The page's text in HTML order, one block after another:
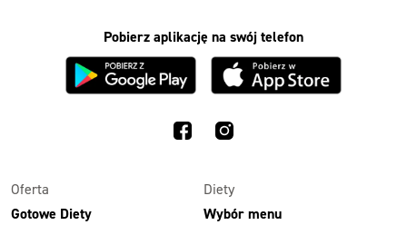
Pobierz aplikację na swój telefon
Oferta
Gotowe Diety
Diety
Wybór menu